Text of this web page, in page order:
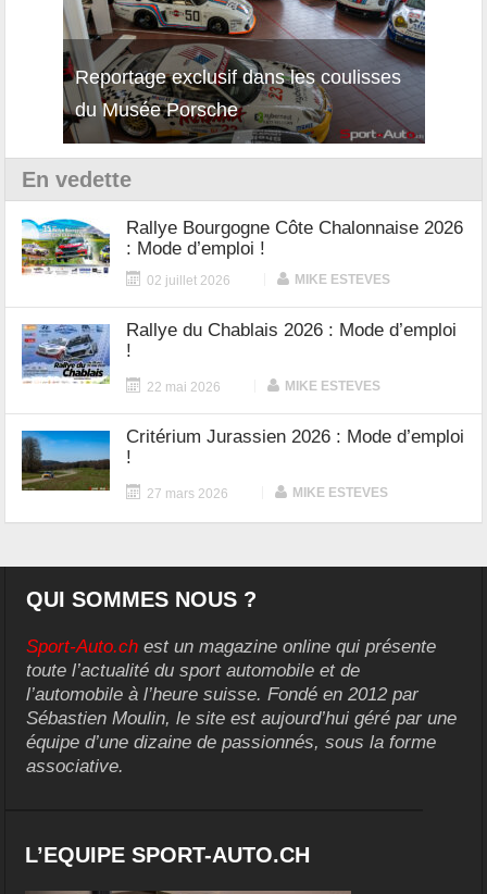
Reportage exclusif dans les coulisses
du Musée Porsche
Découverte de la nouvelle Ferrari
12Cilindri Manuale
En vedette
Rallye Bourgogne Côte Chalonnaise 2026
: Mode d’emploi !
02 juillet 2026 MIKE ESTEVES
Rallye du Chablais 2026 : Mode d’emploi
!
22 mai 2026 MIKE ESTEVES
Critérium Jurassien 2026 : Mode d’emploi
!
27 mars 2026 MIKE ESTEVES
QUI SOMMES NOUS ?
Sport-Auto.ch est un magazine online qui présente
toute l’actualité du sport automobile et de
l’automobile à l’heure suisse. Fondé en 2012 par
Sébastien Moulin, le site est aujourd’hui géré par une
équipe d’une dizaine de passionnés, sous la forme
associative.
L’EQUIPE SPORT-AUTO.CH